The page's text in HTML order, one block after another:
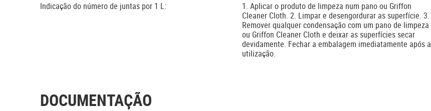
Indicação do número de juntas por 1 L:
1. Aplicar o produto de limpeza num pano ou Griffon
Cleaner Cloth. 2. Limpar e desengordurar as superfície. 3.
Remover qualquer condensação com um pano de limpeza
ou Griffon Cleaner Cloth e deixar as superfícies secar
devidamente. Fechar a embalagem imediatamente após a
utilização.
DOCUMENTAÇÃO